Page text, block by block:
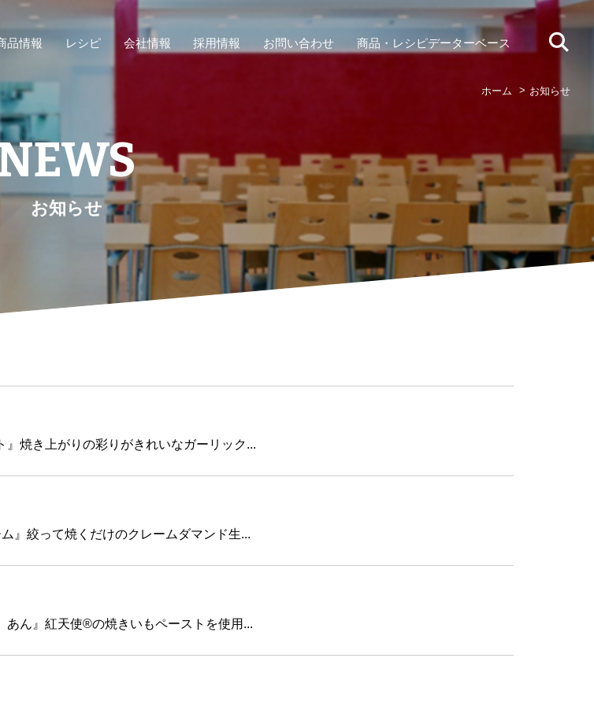
品情報 レシピ 会社情報 採用情報 お問い合わせ 商品・レシピデーターベース
ホーム お知らせ
お知らせ
焼き上がりの彩りがきれいなガーリック...
』絞って焼くだけのクレームダマンド生...
ん』紅天使®の焼きいもペーストを使⽤...